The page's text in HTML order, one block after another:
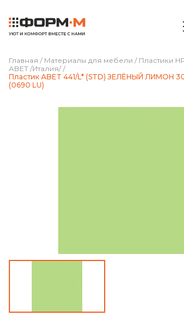
Главная / Материалы для мебели / Пластики
ABET /Италия/ /
Пластик ABET 441/L* (STD) ЗЕЛЁНЫЙ ЛИМОН
(0690 LU)